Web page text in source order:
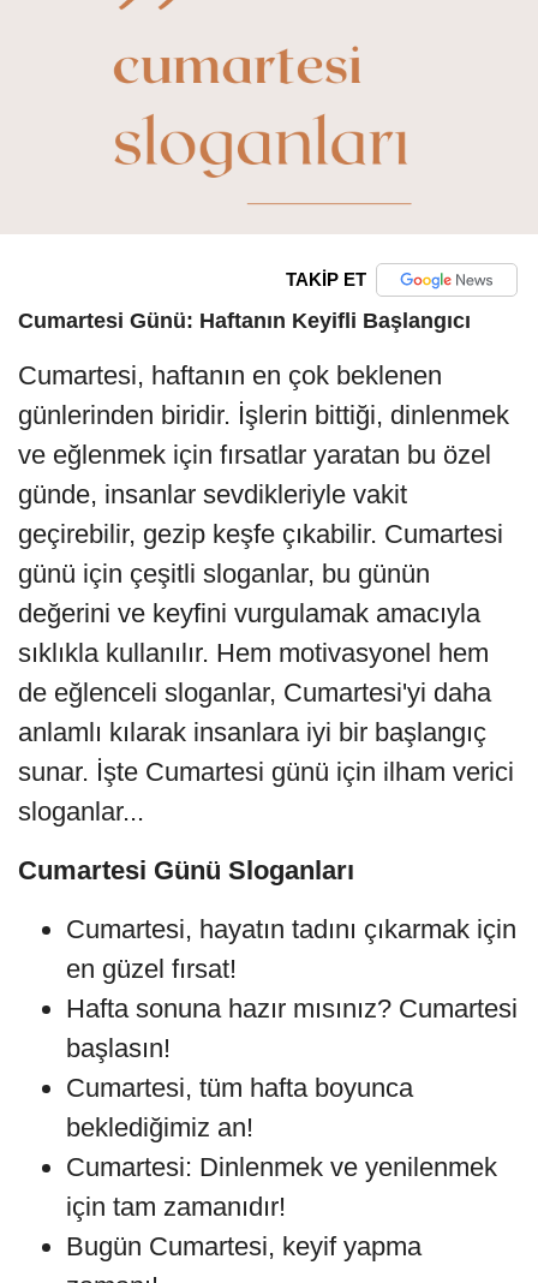
TAKİP ET
Cumartesi Günü: Haftanın Keyifli Başlangıcı
Cumartesi, haftanın en çok beklenen
günlerinden biridir. İşlerin bittiği, dinlenmek
ve eğlenmek için fırsatlar yaratan bu özel
günde, insanlar sevdikleriyle vakit
geçirebilir, gezip keşfe çıkabilir. Cumartesi
günü için çeşitli sloganlar, bu günün
değerini ve keyfini vurgulamak amacıyla
sıklıkla kullanılır. Hem motivasyonel hem
de eğlenceli sloganlar, Cumartesi'yi daha
anlamlı kılarak insanlara iyi bir başlangıç
sunar. İşte Cumartesi günü için ilham verici
sloganlar...
Cumartesi Günü Sloganları
Cumartesi, hayatın tadını çıkarmak için
en güzel fırsat!
Hafta sonuna hazır mısınız? Cumartesi
başlasın!
Cumartesi, tüm hafta boyunca
beklediğimiz an!
Cumartesi: Dinlenmek ve yenilenmek
için tam zamanıdır!
Bugün Cumartesi, keyif yapma